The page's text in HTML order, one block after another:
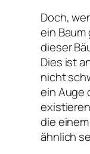
Doch,
ein
dieser
Dies ist
nicht
ein Auge
die
ähnlich